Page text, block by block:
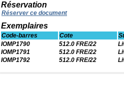
Réservation
Réserver ce document
Exemplaires
Code-barres Cote
IOMP1790
512.0 FRE/22
IOMP1791
512.0 FRE/22
IOMP1792
512.0 FRE/22